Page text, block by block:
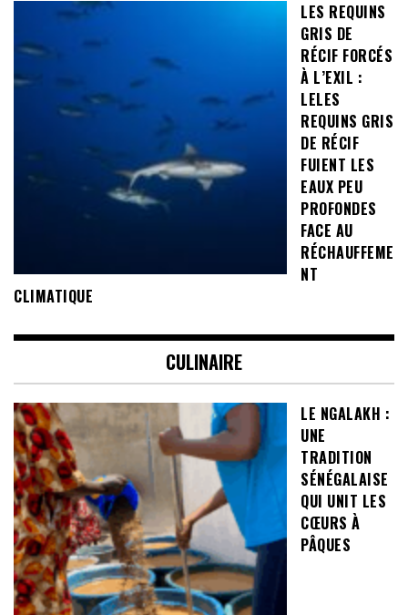
LES REQUINS
GRIS DE
RÉCIF FORCÉS
À L’EXIL :
LELES
REQUINS GRIS
DE RÉCIF
FUIENT LES
EAUX PEU
PROFONDES
FACE AU
RÉCHAUFFEME
NT
CLIMATIQUE
CULINAIRE
LE NGALAKH :
UNE
TRADITION
SÉNÉGALAISE
QUI UNIT LES
CŒURS À
PÂQUES